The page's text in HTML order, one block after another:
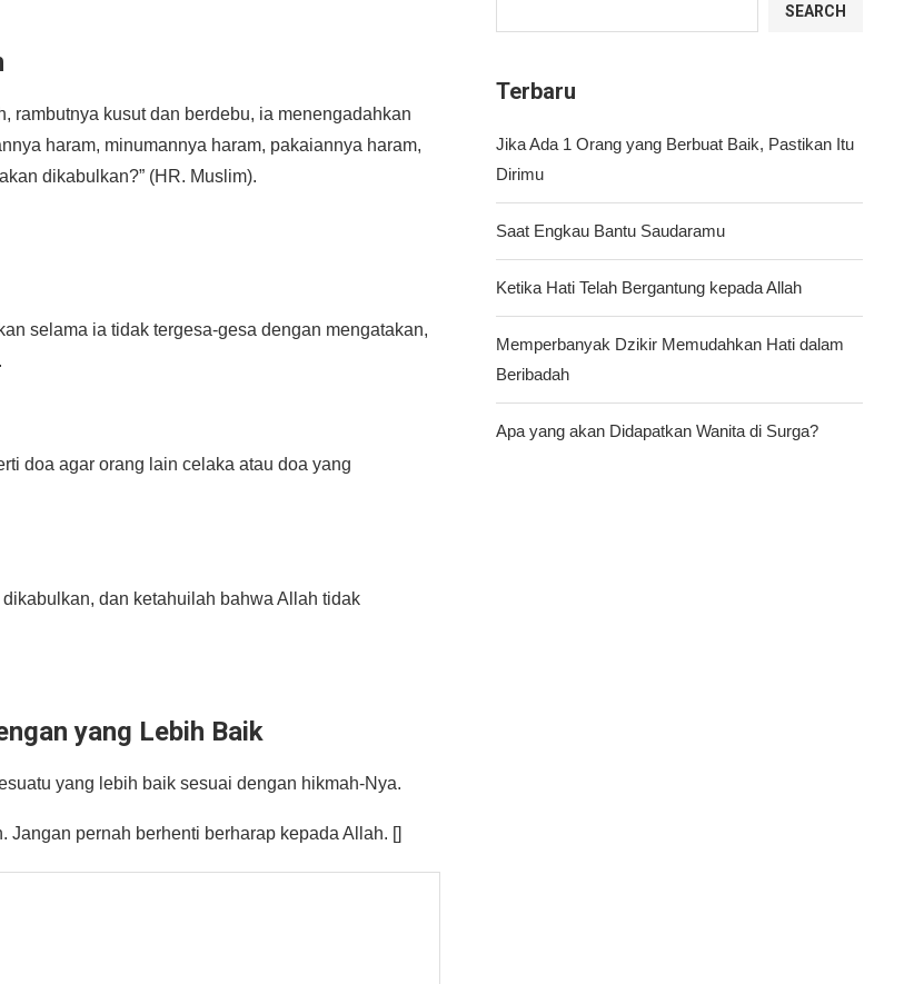
haram, minumannya haram, pakaiannya haram,
dikabulkan?” (HR. Muslim).
doa agar orang lain celaka atau doa yang
yang Lebih Baik
yang lebih baik sesuai dengan hikmah-Nya.
pernah berhenti berharap kepada Allah. []
SEARCH
Terbaru
Jika Ada 1 Orang yang Berbuat Baik, Pastikan Itu
Dirimu
Saat Engkau Bantu Saudaramu
Ketika Hati Telah Bergantung kepada Allah
Memperbanyak Dzikir Memudahkan Hati dalam
Beribadah
Apa yang akan Didapatkan Wanita di Surga?